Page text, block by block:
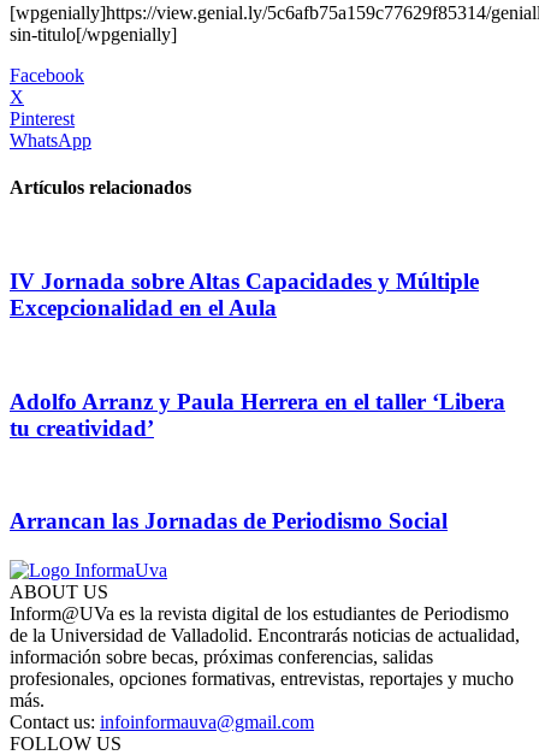
[wpgenially]https://view.genial.ly/5c6afb75a159c77629f85314/
sin-titulo[/wpgenially]
Facebook
X
Pinterest
WhatsApp
Artículos relacionados
IV Jornada sobre Altas Capacidades y Múltiple
Excepcionalidad en el Aula
Adolfo Arranz y Paula Herrera en el taller ‘Libera
tu creatividad’
Arrancan las Jornadas de Periodismo Social
ABOUT US
Inform@UVa es la revista digital de los estudiantes de Periodismo
de la Universidad de Valladolid. Encontrarás noticias de actualidad,
información sobre becas, próximas conferencias, salidas
profesionales, opciones formativas, entrevistas, reportajes y mucho
más.
Contact us: infoinformauva@gmail.com
FOLLOW US